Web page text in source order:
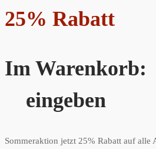
25% Rabatt
Im Warenkorb:
eingeben
Sommeraktion jetzt 25% Rabatt auf alle